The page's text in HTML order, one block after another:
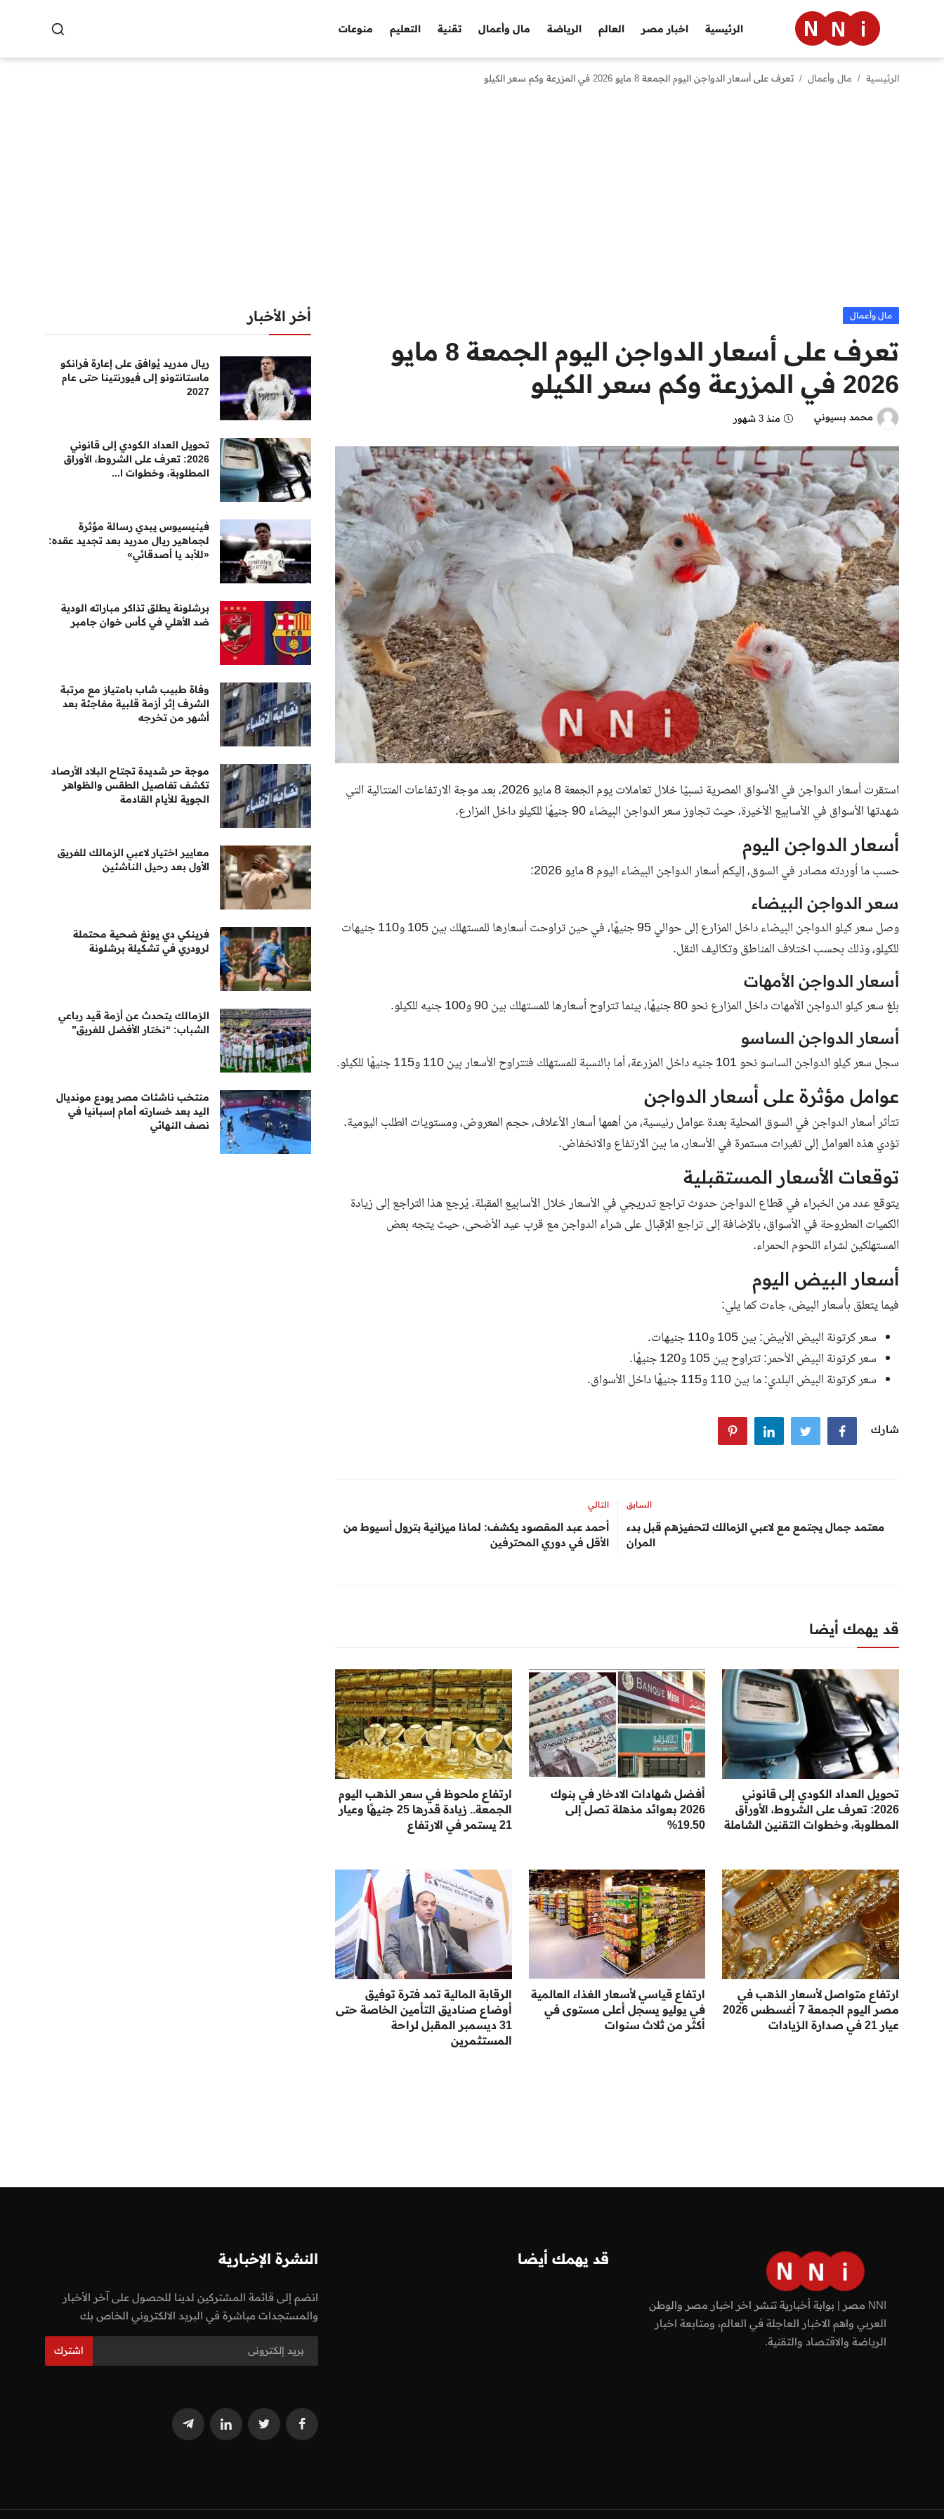
الرئيسية اخبار مصر العالم الرياضة مال وأعمال تقنية التعليم منوعات
منوعات
الرئيسية مال وأعمال تعرف على أسعار الدواجن اليوم الجمعة 8 مايو 2026 في المزرعة وكم سعر الكيلو
مال وأعمال
تعرف على أسعار الدواجن اليوم الجمعة 8 مايو
2026 في المزرعة وكم سعر الكيلو
محمد بسيوني منذ 3 شهور
استقرت أسعار الدواجن في الأسواق المصرية نسبيًا خلال تعاملات يوم الجمعة 8 مايو 2026، بعد موجة الارتفاعات المتتالية التي
شهدتها الأسواق في الأسابيع الأخيرة، حيث تجاوز سعر الدواجن البيضاء 90 جنيهًا للكيلو داخل المزارع.
أسعار الدواجن اليوم
حسب ما أوردته مصادر في السوق، إليكم أسعار الدواجن البيضاء اليوم 8 مايو 2026:
سعر الدواجن البيضاء
وصل سعر كيلو الدواجن البيضاء داخل المزارع إلى حوالي 95 جنيهًا، في حين تراوحت أسعارها للمستهلك بين 105 و110 جنيهات
للكيلو، وذلك بحسب اختلاف المناطق وتكاليف النقل.
أسعار الدواجن الأمهات
بلغ سعر كيلو الدواجن الأمهات داخل المزارع نحو 80 جنيهًا، بينما تتراوح أسعارها للمستهلك بين 90 و100 جنيه للكيلو.
أسعار الدواجن الساسو
سجل سعر كيلو الدواجن الساسو نحو 101 جنيه داخل المزرعة، أما بالنسبة للمستهلك فتتراوح الأسعار بين 110 و115 جنيهًا للكيلو.
عوامل مؤثرة على أسعار الدواجن
تتأثر أسعار الدواجن في السوق المحلية بعدة عوامل رئيسية، من أهمها أسعار الأعلاف، حجم المعروض، ومستويات الطلب اليومية.
تؤدي هذه العوامل إلى تغيرات مستمرة في الأسعار، ما بين الارتفاع والانخفاض.
توقعات الأسعار المستقبلية
يتوقع عدد من الخبراء في قطاع الدواجن حدوث تراجع تدريجي في الأسعار خلال الأسابيع المقبلة. يُرجع هذا التراجع إلى زيادة
الكميات المطروحة في الأسواق، بالإضافة إلى تراجع الإقبال على شراء الدواجن مع قرب عيد الأضحى، حيث يتجه بعض
المستهلكين لشراء اللحوم الحمراء.
أسعار البيض اليوم
فيما يتعلق بأسعار البيض، جاءت كما يلي:
سعر كرتونة البيض الأبيض: بين 105 و110 جنيهات.
سعر كرتونة البيض الأحمر: تتراوح بين 105 و120 جنيهًا.
سعر كرتونة البيض البلدي: ما بين 110 و115 جنيهًا داخل الأسواق.
شارك
السابق
معتمد جمال يجتمع مع لاعبي الزمالك لتحفيزهم قبل بدء
المران
التالي
أحمد عبد المقصود يكشف: لماذا ميزانية بترول أسيوط من
الأقل في دوري المحترفين
قد يهمك أيضا
تحويل العداد الكودي إلى قانوني
2026: تعرف على الشروط، الأوراق
المطلوبة، وخطوات التقنين الشاملة
أفضل شهادات الادخار في بنوك
2026 بعوائد مذهلة تصل إلى
19.50%
ارتفاع ملحوظ في سعر الذهب اليوم
الجمعة.. زيادة قدرها 25 جنيهًا وعيار
21 يستمر في الارتفاع
ارتفاع متواصل لأسعار الذهب في
مصر اليوم الجمعة 7 أغسطس 2026
عيار 21 في صدارة الزيادات
ارتفاع قياسي لأسعار الغذاء العالمية
في يوليو يسجل أعلى مستوى في
أكثر من ثلاث سنوات
الرقابة المالية تمد فترة توفيق
أوضاع صناديق التأمين الخاصة حتى
31 ديسمبر المقبل لراحة
المستثمرين
أخر الأخبار
ريال مدريد يُوافق على إعارة فرانكو
ماستانتونو إلى فيورنتينا حتى عام
2027
تحويل العداد الكودي إلى قانوني
2026: تعرف على الشروط، الأوراق
المطلوبة، وخطوات ا...
فينيسيوس يبدي رسالة مؤثرة
لجماهير ريال مدريد بعد تجديد عقده:
«للأبد يا أصدقائي»
برشلونة يطلق تذاكر مباراته الودية
ضد الأهلي في كأس خوان جامبر
وفاة طبيب شاب بامتياز مع مرتبة
الشرف إثر أزمة قلبية مفاجئة بعد
أشهر من تخرجه
موجة حر شديدة تجتاح البلاد الأرصاد
تكشف تفاصيل الطقس والظواهر
الجوية للأيام القادمة
معايير اختيار لاعبي الزمالك للفريق
الأول بعد رحيل الناشئين
فرينكي دي يونغ ضحية محتملة
لرودري في تشكيلة برشلونة
الزمالك يتحدث عن أزمة قيد رباعي
الشباب: “نختار الأفضل للفريق”
منتخب ناشئات مصر يودع مونديال
اليد بعد خسارته أمام إسبانيا في
نصف النهائي
NNI مصر | بوابة أخبارية تنشر اخر اخبار مصر والوطن
العربي واهم الاخبار العاجلة في العالم، ومتابعة اخبار
الرياضة والاقتصاد والتقنية.
قد يهمك أيضا النشرة الإخبارية
انضم إلى قائمة المشتركين لدينا للحصول على آخر الأخبار
والمستجدات مباشرة في البريد الالكتروني الخاص بك
اشترك